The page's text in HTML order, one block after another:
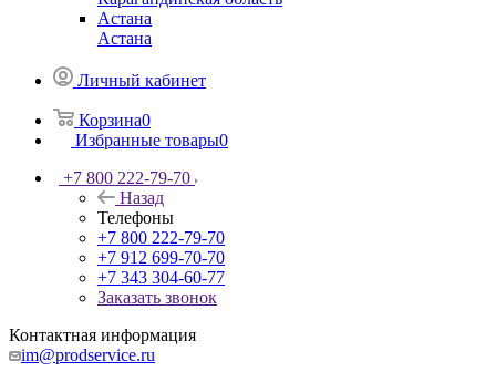
Астана
Астана
Личный кабинет
Корзина0
Избранные товары0
+7 800 222-79-70
Назад
Телефоны
+7 800 222-79-70
+7 912 699-70-70
+7 343 304-60-77
Заказать звонок
Контактная информация
im@prodservice.ru